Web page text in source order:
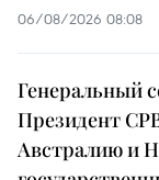
06/08/2026 08:08
Генеральный
Президент
Австралию и